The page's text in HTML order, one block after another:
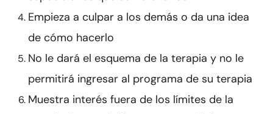
Empieza a culpar a los demás o da una idea
de cómo hacerlo
No le dará el esquema de la terapia y no le
permitirá ingresar al programa de su terapia
Muestra interés fuera de los límites de la